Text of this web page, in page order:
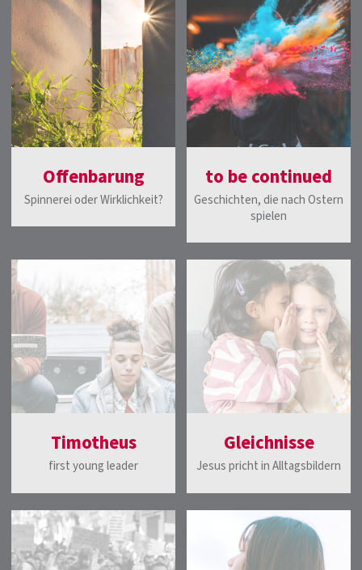
Offenbarung
Spinnerei oder Wirklichkeit?
to be continued
Geschichten, die nach Ostern
spielen
Timotheus
first young leader
Gleichnisse
Jesus pricht in Alltagsbildern